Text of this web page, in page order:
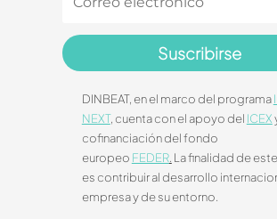
Suscribirse
DINBEAT, en el marco del programa
NEXT, cuenta con el apoyo del ICEX
cofinanciación del fondo
europeo FEDER. La finalidad de
es contribuir al desarrollo
empresa y de su entorno.